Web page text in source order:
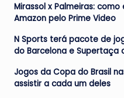
Mirassol x Palmeiras:
Amazon pelo Prime Video
N Sports terá pacote de
do Barcelona e Supertaça
Jogos da Copa do Brasil
assistir a cada um deles